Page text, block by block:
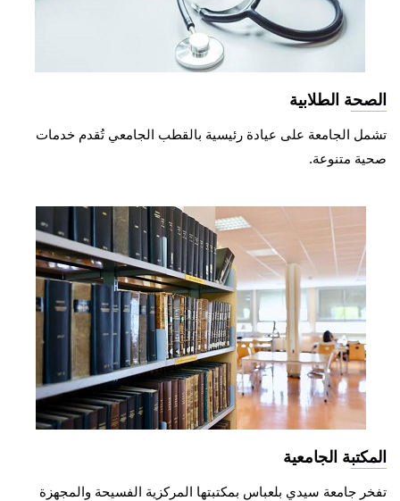
الصحة الطلابية
تشمل الجامعة على عيادة رئيسية بالقطب الجامعي تُقدم خدمات
صحية متنوعة.
المكتبة الجامعية
تفخر جامعة سيدي بلعباس بمكتبتها المركزية الفسيحة والمجهزة